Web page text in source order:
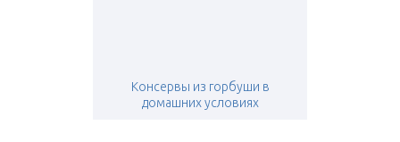
Консервы из горбуши в
домашних условиях